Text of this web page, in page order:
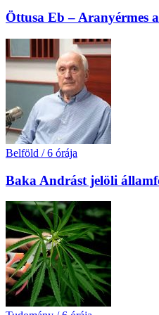
Öttusa Eb – Aranyérmes
Belföld / 6 órája
Baka Andrást jelöli